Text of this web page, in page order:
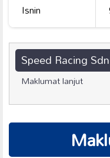
Isnin
Speed Racing
Maklumat lanjut